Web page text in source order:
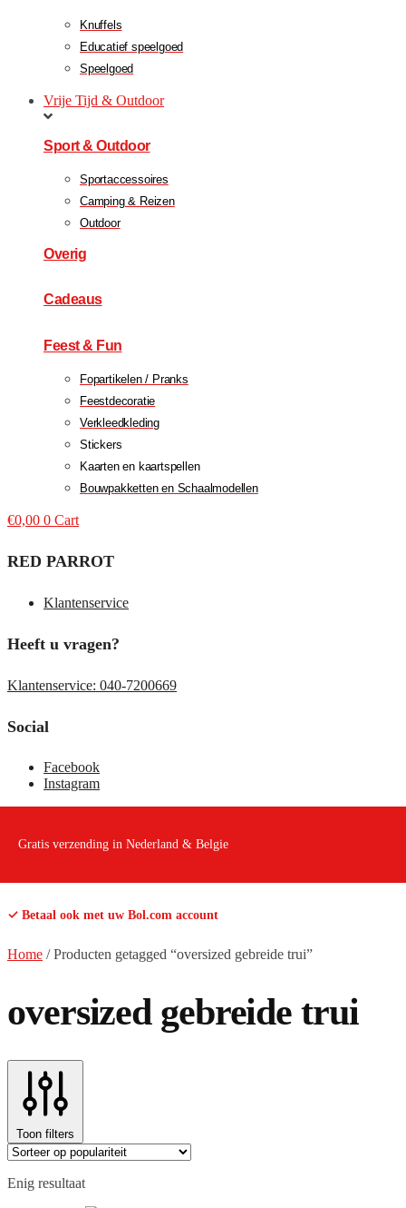
Knuffels
Educatief speelgoed
Speelgoed
Vrije Tijd & Outdoor
Sport & Outdoor
Sportaccessoires
Camping & Reizen
Outdoor
Overig
Cadeaus
Feest & Fun
Fopartikelen / Pranks
Feestdecoratie
Verkleedkleding
Stickers
Kaarten en kaartspellen
Bouwpakketten en Schaalmodellen
€0,00 0 Cart
RED PARROT
Klantenservice
Heeft u vragen?
Klantenservice: 040-7200669
Social
Facebook
Instagram
Gratis verzending in Nederland & Belgie
✓ Betaal ook met uw Bol.com account
Home /Producten getagged “oversized gebreide trui”
oversized gebreide trui
Toon filters
Enig resultaat